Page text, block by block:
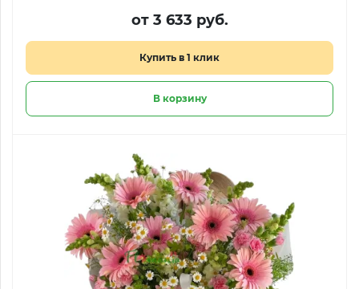
от 3 633 руб.
Купить в 1 клик
В корзину